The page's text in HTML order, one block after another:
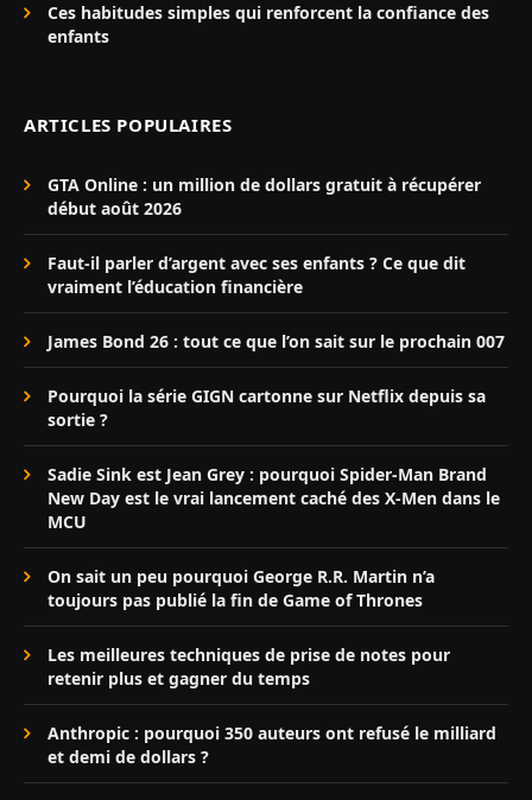
Ces habitudes simples qui renforcent la confiance des
enfants
ARTICLES POPULAIRES
GTA Online : un million de dollars gratuit à récupérer
début août 2026
Faut-il parler d’argent avec ses enfants ? Ce que dit
vraiment l’éducation financière
James Bond 26 : tout ce que l’on sait sur le prochain 007
Pourquoi la série GIGN cartonne sur Netflix depuis sa
sortie ?
Sadie Sink est Jean Grey : pourquoi Spider-Man Brand
New Day est le vrai lancement caché des X-Men dans le
MCU
On sait un peu pourquoi George R.R. Martin n’a
toujours pas publié la fin de Game of Thrones
Les meilleures techniques de prise de notes pour
retenir plus et gagner du temps
Anthropic : pourquoi 350 auteurs ont refusé le milliard
et demi de dollars ?